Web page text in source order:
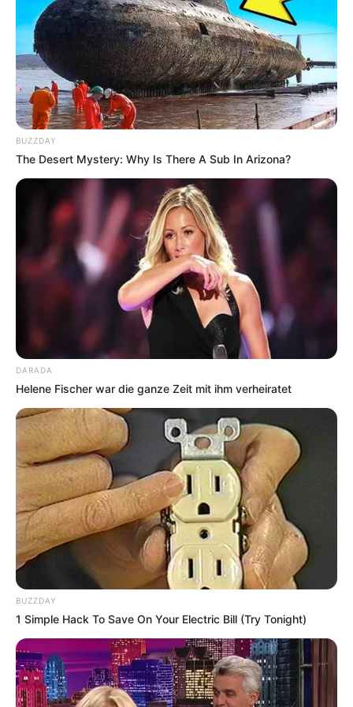
Zubereitung Schritt für
Schritt
Zwiebeln vorbereiten:Die Zwiebel und
die Gewürzgurke sehr fein hacken, damit
die Sauce eine angenehme Konsistenz
bekommt.
Schüssel die Mayonnaise mit Curry,
Paprikapulver, Zucker, Tomatenmark,
Senf und Essig verrühren. Alles gut
vermengen, bis eine gleichmäßige Sauce
entsteht.
Frische Zutaten hinzufügen:
Die
gehackte Zwiebel und Gurke unterrühren.
Dadurch bekommt die Sauce ihre
Abschmecken:Mit Salz, Pfeffer und
nach Belieben etwas Schärfe verfeinern.
Kühlen: Die Sauce mindestens 30
Minuten im Kühlschrank ziehen lassen,
damit sich die Aromen verbinden.
Ergebnis
Einecremige, aromatische Sauce, die
geschmacklich fast nicht vom niederländischen
Original zu unterscheiden ist. Perfekt, um sie
sofort zu Pommes oder Snacks zu servieren.
BUZZDAY
The Desert Mystery: Why Is There A Sub In Arizona?
DARADA
Helene Fischer war die ganze Zeit mit ihm verheiratet
BUZZDAY
1 Simple Hack To Save On Your Electric Bill (Try Tonight)